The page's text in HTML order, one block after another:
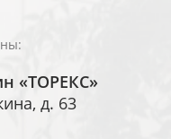
«ТОРЕКС»
д. 63